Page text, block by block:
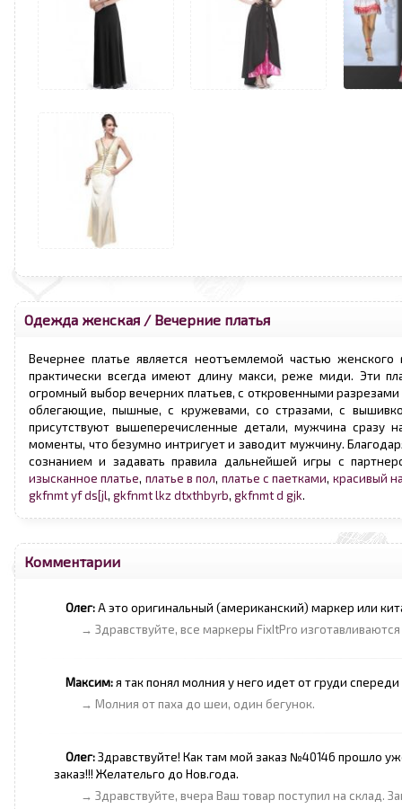
Одежда женская / Вечерние платья
Вечернее платье является неотъемлемой частью
практически всегда имеют длину макси, реже миди. Эти
огромный выбор вечерних платьев, с откровенными
облегающие, пышные, с кружевами, со стразами, с
присутствуют вышеперечисленные детали, мужчина сразу
моменты, что безумно интригует и заводит мужчину.
сознанием и задавать правила дальнейшей игры с
изысканное платье, платье в пол, платье с паетками, красивый
gkfnmt yf ds[jl, gkfnmt lkz dtxthbyrb, gkfnmt d gjk.
Комментарии
Олег:А это оригинальный (американский) маркер или
→ Здравствуйте, все маркеры FixItPro
Максим:я так понял молния у него идет от груди
→ Молния от паха до шеи, один бегунок.
Олег:Здравствуйте! Как там мой заказ №40146 прошло
заказ!!! Желательго до Нов.года.
→ Здравствуйте, вчера Ваш товар поступил на склад.